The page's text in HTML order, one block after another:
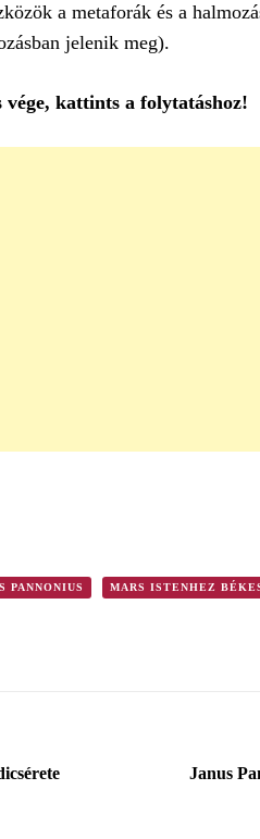
a metaforák és a
jelenik meg).
vége, kattints a folytatáshoz!
PANNONIUS MARS ISTENHEZ
Janus